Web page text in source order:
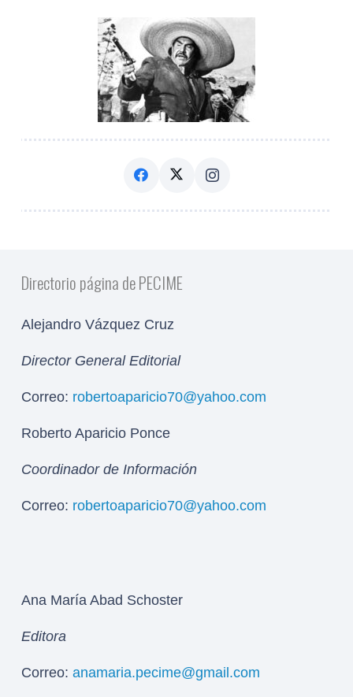
Directorio página de PECIME
Alejandro Vázquez Cruz
Director General Editorial
Correo: robertoaparicio70@yahoo.com
Roberto Aparicio Ponce
Coordinador de Información
Correo: robertoaparicio70@yahoo.com
Ana María Abad Schoster
Editora
Correo: anamaria.pecime@gmail.com